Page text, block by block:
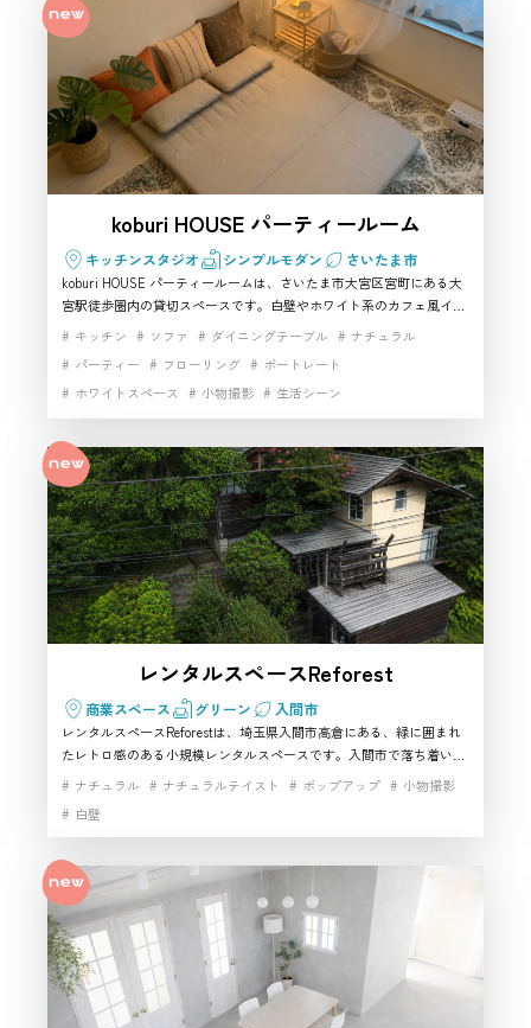
koburi HOUSE パーティールーム
キッチンスタジオ シンプルモダン さいたま市
koburi HOUSE パーティールームは、さいたま市大宮区宮町にある大
宮駅徒歩圏内の貸切スペースです。白壁やホワイト系のカフェ風イン
テリアを活かし、女子会や誕生日会だけでなく、YouTube撮影、ライ
テレビ、キッチン設備もあり、さいたま市で少人数向けの撮影スタジ
オを探している方にもおすすめです。
キッチン ソファ ダイニングテーブル
ナチュラル
パーティー
フローリング
ポートレート
ホワイトスペース
小物撮影
生活シーン
白基調インテリア
白壁 自然光 開放感
雑貨豊富
駅近
高速インターネット
レンタルスペースReforest
商業スペース グリーン 入間市
レンタルスペースReforestは、埼玉県入間市高倉にある、緑に囲まれ
たレトロ感のある小規模レンタルスペースです。入間市で落ち着いた
雰囲気のハウススタジオ風空間を探している方に向いており、白壁や
フローリングを活かしたポートレート、商品撮影、作品撮影などにも
使いやすい撮影スタジオ候補です。展示やワークショップにも対応し
やすく、入間市で撮影と小規模利用を両立したい方におすすめです。
ナチュラル ナチュラルテイスト ポップアップ
小物撮影
白壁